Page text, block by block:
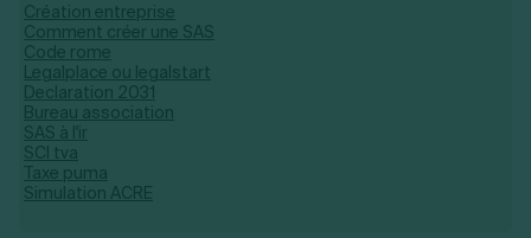
Création entreprise
Comment créer une SAS
Code rome
Legalplace ou legalstart
Declaration 2031
Bureau association
SAS à l'ir
SCI tva
Taxe puma
Simulation ACRE